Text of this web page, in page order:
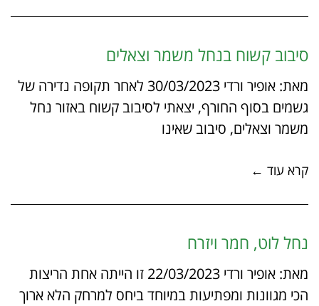
סיבוב קשוח בנחל משמר וצאלים
מאת: אופיר ורדי 30/03/2023 לאחר תקופה נדירה של
גשמים בסוף החורף, יצאתי לסיבוב קשוח באזור נחל
משמר וצאלים, סיבוב שאינו
קרא עוד ←
נחל לוט, חמר ויזרח
מאת: אופיר ורדי 22/03/2023 זו הייתה אחת הריצות
הכי מגוונות ומפתיעות במיוחד ביחס למרחק הלא ארוך